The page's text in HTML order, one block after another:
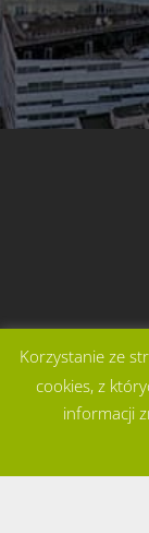
Korzystanie ze
cookies, z
informacji